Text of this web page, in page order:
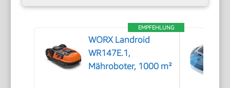
EMPFEHLUNG
WORX Landroid
WR147E.1,
Mähroboter, 1000 m²